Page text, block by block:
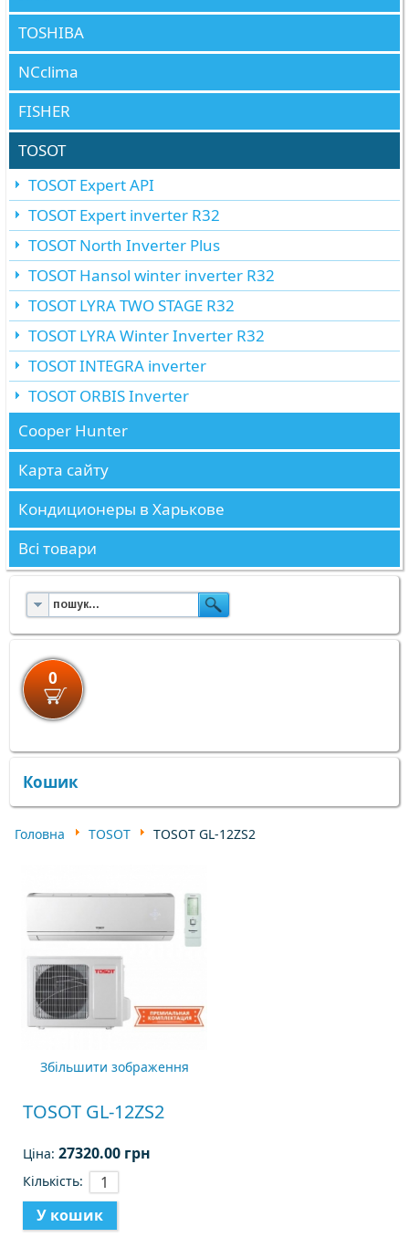
TOSHIBA
NCclima
FISHER
TOSOT
TOSOT Expert API
TOSOT Expert inverter R32
TOSOT North Inverter Plus
TOSOT Hansol winter inverter R32
TOSOT LYRA TWO STAGE R32
TOSOT LYRA Winter Inverter R32
TOSOT INTEGRA inverter
TOSOT ORBIS Inverter
Cooper Hunter
Карта сайту
Кондиционеры в Харькове
Всі товари
0
×
×
Кошик
Головна TOSOT TOSOT GL-12ZS2
Збільшити зображення
TOSOT GL-12ZS2
Ціна:27320.00 грн
Кількість: